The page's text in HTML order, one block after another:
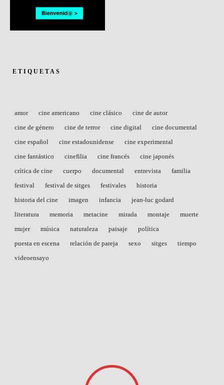
ETIQUETAS
amor cine americano cine clásico
cine de autor
cine de género
cine de terror cine digital
cine documental
cine español
cine estadounidense
cine experimental
cine fantástico
cinefilia cine francés
cine japonés
crítica de cine
cuerpo documental entrevista
familia
festival
festival de sitges festivales
historia
historia del cine
imagen infancia
jean-luc godard
literatura
memoria metacine mirada montaje
muerte
mujer
música naturaleza paisaje
política
puesta en escena
relación de pareja sexo sitges
tiempo
videoensayo